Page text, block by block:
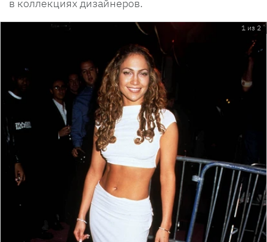
в коллекциях дизайнеров.
1 из 2